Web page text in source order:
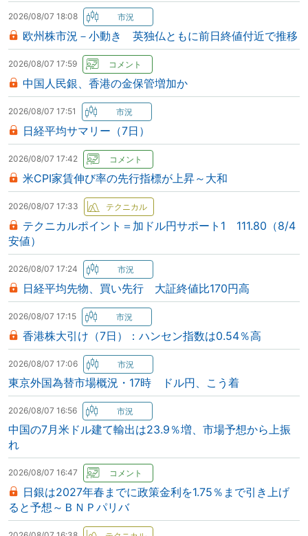
2026/08/07 18:08
欧州株市況－小動き 英独仏ともに前日終値付近で推移
2026/08/07 17:59
中国人民銀、香港の金保管増加か
2026/08/07 17:51
日経平均サマリー（7日）
2026/08/07 17:42
米CPI家賃伸び率の先行指標が上昇～大和
2026/08/07 17:33
テクニカルポイント＝加ドル円サポート1 111.80（8/4
安値）
2026/08/07 17:24
日経平均先物、買い先行 大証終値比170円高
2026/08/07 17:15
香港株大引け（7日）：ハンセン指数は0.54％高
2026/08/07 17:06
東京外国為替市場概況・17時 ドル円、こう着
2026/08/07 16:56
中国の7月米ドル建て輸出は23.9％増、市場予想から上振
れ
2026/08/07 16:47
日銀は2027年春までに政策金利を1.75％まで引き上げ
ると予想～ＢＮＰパリバ